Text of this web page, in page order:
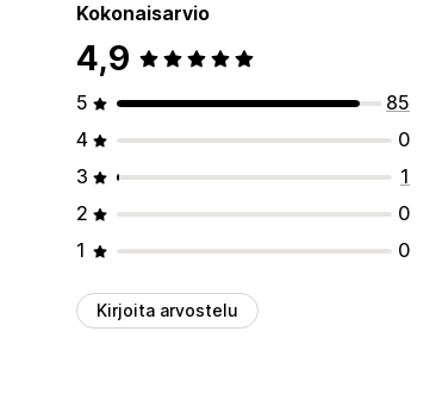
Kokonaisarvio
4,9
5
85
4
0
3
1
2
0
1
0
Kirjoita arvostelu